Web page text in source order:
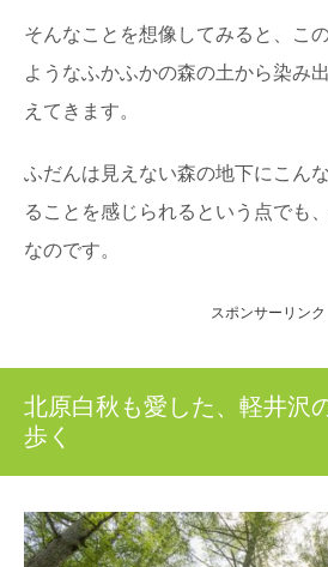
そんなことを想像してみると、こ
ようなふかふかの森の土から染み
えてきます。
ふだんは見えない森の地下にこん
ることを感じられるという点でも
なのです。
スポンサーリンク
北原白秋も愛した、軽井沢
歩く